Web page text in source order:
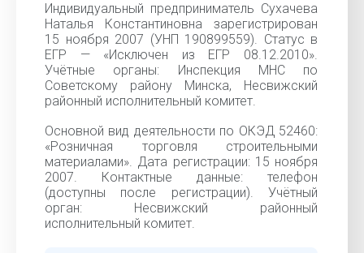
Индивидуальный предприниматель Сухачева
Наталья Константиновна зарегистрирован
15 ноября 2007 (УНП 190899559). Статус в
ЕГР — «Исключен из ЕГР 08.12.2010».
Учётные органы: Инспекция МНС по
Советскому району Минска, Несвижский
районный исполнительный комитет.
Основной вид деятельности по ОКЭД 52460:
«Розничная торговля строительными
материалами». Дата регистрации: 15 ноября
2007. Контактные данные: телефон
(доступны после регистрации). Учётный
орган: Несвижский районный
исполнительный комитет.